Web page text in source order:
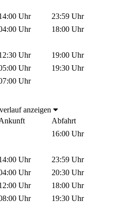
Uhr
23:59 Uhr
Uhr
18:00 Uhr
Uhr
19:00 Uhr
Uhr
19:30 Uhr
Uhr
anzeigen
Abfahrt
16:00 Uhr
Uhr
23:59 Uhr
Uhr
20:30 Uhr
Uhr
18:00 Uhr
Uhr
19:30 Uhr